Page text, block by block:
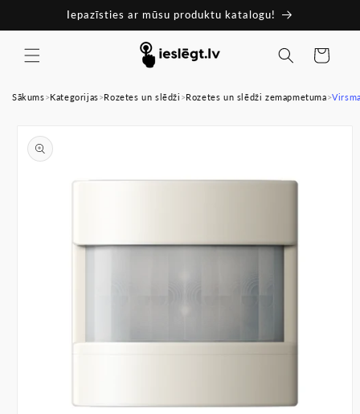
saturu
Iepazīsties ar mūsu produktu katalogu!
Ratiņi
Sākums>Kategorijas>Rozetes un slēdži >Rozetes un slēdži zemapmetuma>
produkta
informāciju